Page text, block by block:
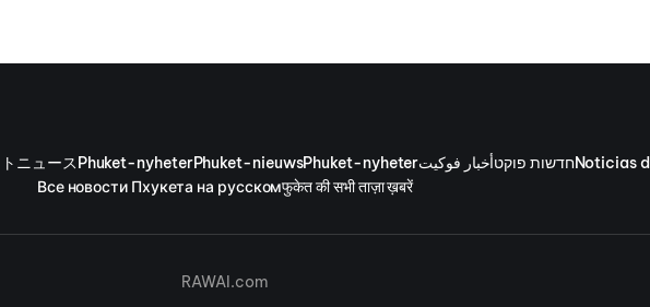
ニュース Phuket-nyheterPhuket-nieuwsPhuket-nyheterأخبار فوكيتחדשות פוקטNoticias
Все новости Пхукета на русскомफुकेत की सभी ताज़ा ख़बरें
RAWAI.com